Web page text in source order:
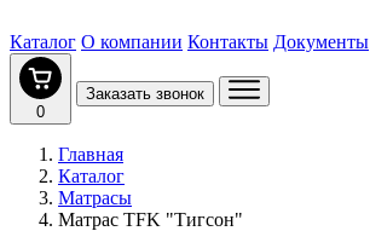
Каталог О компании Контакты Документы
0
Заказать звонок
Главная
Каталог
Матрасы
Матрас TFK "Тигсон"